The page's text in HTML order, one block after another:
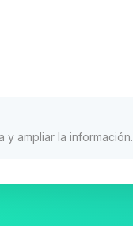
ampliar la información.